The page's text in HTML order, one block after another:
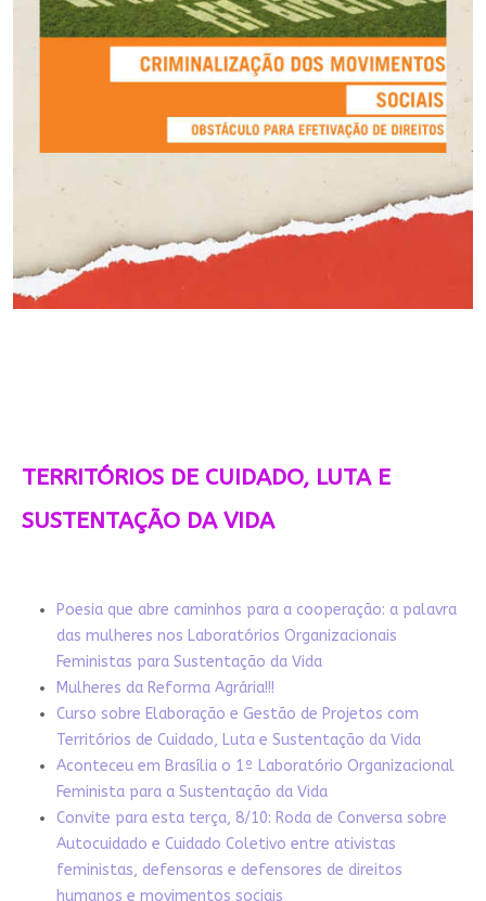
TERRITÓRIOS DE CUIDADO, LUTA E
SUSTENTAÇÃO DA VIDA
Poesia que abre caminhos para a cooperação: a palavra
das mulheres nos Laboratórios Organizacionais
Feministas para Sustentação da Vida
Mulheres da Reforma Agrária!!!
Curso sobre Elaboração e Gestão de Projetos com
Territórios de Cuidado, Luta e Sustentação da Vida
Aconteceu em Brasília o 1º Laboratório Organizacional
Feminista para a Sustentação da Vida
Convite para esta terça, 8/10: Roda de Conversa sobre
Autocuidado e Cuidado Coletivo entre ativistas
feministas, defensoras e defensores de direitos
humanos e movimentos sociais